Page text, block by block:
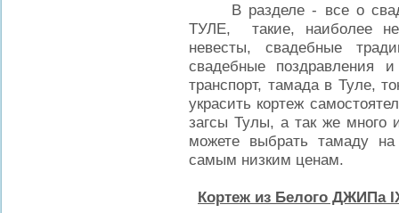
В разделе - все о
ТУЛЕ, такие, наиболее
невесты, свадебные
свадебные поздравления
транспорт, тамада в Туле,
украсить кортеж
загсы Тулы, а так же много
можете выбрать тамаду
самым низким ценам.
Кортеж из Белого ДЖИПа